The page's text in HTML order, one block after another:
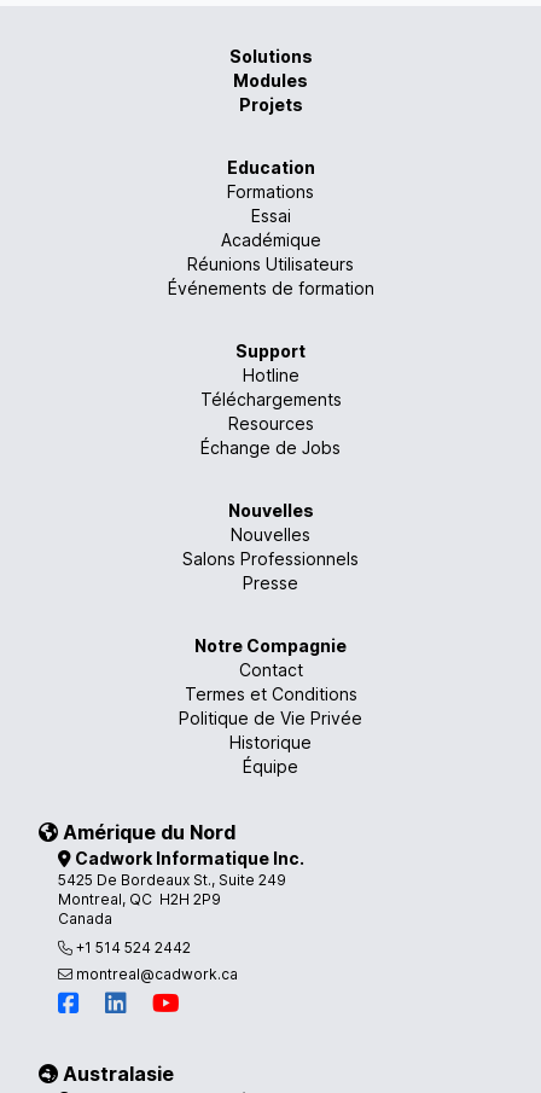
Solutions
Modules
Projets
Education
Formations
Essai
Académique
Réunions Utilisateurs
Événements de formation
Support
Hotline
Téléchargements
Resources
Échange de Jobs
Nouvelles
Nouvelles
Salons Professionnels
Presse
Notre Compagnie
Contact
Termes et Conditions
Politique de Vie Privée
Historique
Équipe
Amérique du Nord
Cadwork Informatique Inc.
5425 De Bordeaux St., Suite 249
Montreal, QC H2H 2P9
Canada
+1 514 524 2442
montreal@cadwork.ca
Australasie